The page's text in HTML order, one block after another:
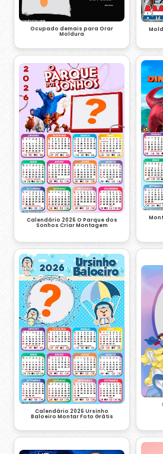
Ocupado demais para Orar
Moldura
Calendário 2026 O Parque dos
Sonhos Criar Montagem
Calendário 2026 Ursinho
Baloeiro Montar Foto Grátis